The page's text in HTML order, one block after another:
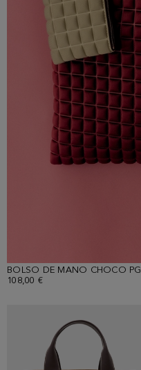
BOLSO DE MANO CHOCO PG
108,00 €